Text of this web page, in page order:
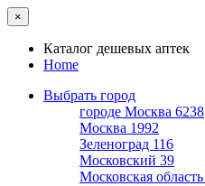
×
Каталог дешевых аптек
Home
Выбрать город
городе Москва 6238
Москва 1992
Зеленоград 116
Московский 39
Московская область